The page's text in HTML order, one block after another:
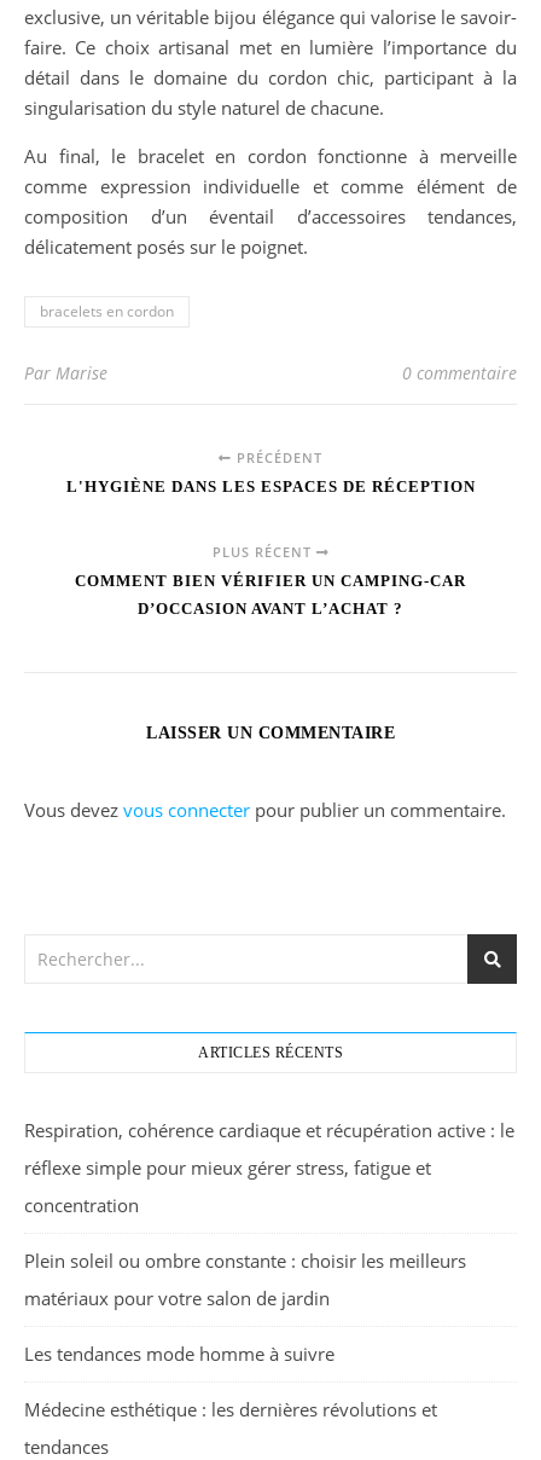
exclusive, un véritable bijou élégance qui valorise le savoir-
faire. Ce choix artisanal met en lumière l’importance du
détail dans le domaine du cordon chic, participant à la
singularisation du style naturel de chacune.
Au final, le bracelet en cordon fonctionne à merveille
comme expression individuelle et comme élément de
composition d’un éventail d’accessoires tendances,
délicatement posés sur le poignet.
bracelets en cordon
Par Marise 0 commentaire
PRÉCÉDENT
L'HYGIÈNE DANS LES ESPACES DE RÉCEPTION
PLUS RÉCENT
COMMENT BIEN VÉRIFIER UN CAMPING-CAR
D’OCCASION AVANT L’ACHAT ?
LAISSER UN COMMENTAIRE
Vous devez vous connecter pour publier un commentaire.
ARTICLES RÉCENTS
Respiration, cohérence cardiaque et récupération active : le
réflexe simple pour mieux gérer stress, fatigue et
concentration
Plein soleil ou ombre constante : choisir les meilleurs
matériaux pour votre salon de jardin
Les tendances mode homme à suivre
Médecine esthétique : les dernières révolutions et
tendances